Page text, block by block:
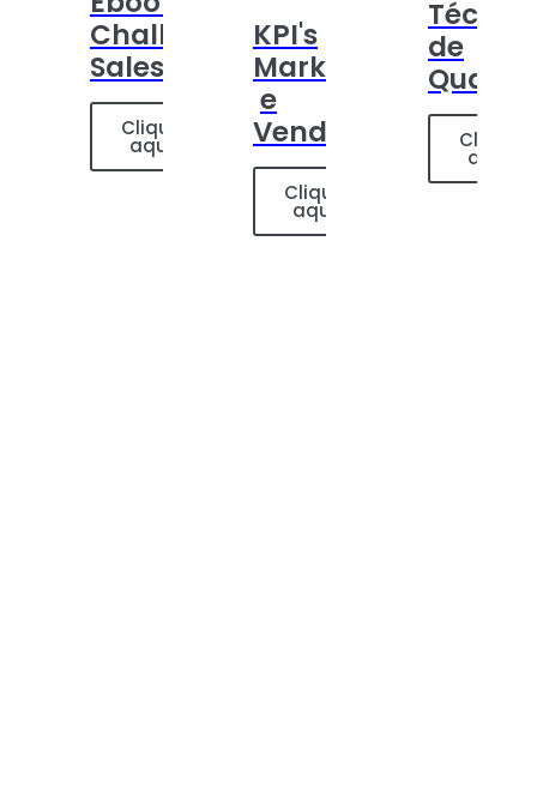
Challenger
Sales
Clique
aqui
KPI's
Marketing
e
Vendas
Clique
aqui
de
Clique
aqui